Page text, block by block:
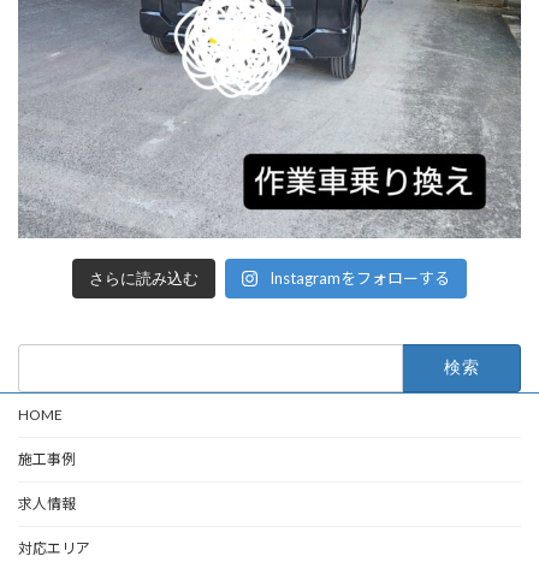
さらに読み込む Instagramをフォローする
HOME
施工事例
求人情報
対応エリア